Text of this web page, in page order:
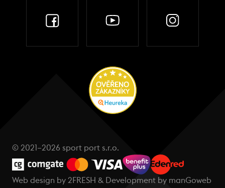
© 2021–2026 sport port s.r.o.
Web design by 2FRESH & Development by manGoweb